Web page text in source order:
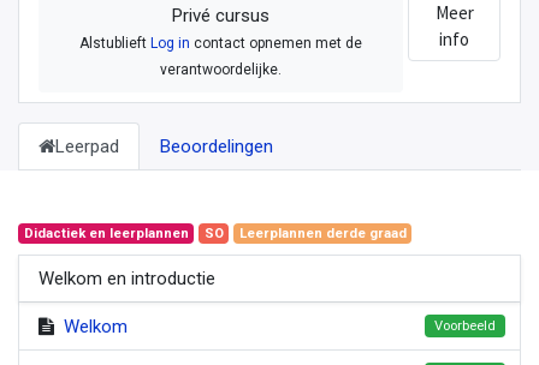
Privé cursus
Alstublieft Log in contact opnemen met de
verantwoordelijke.
Meer
info
Leerpad Beoordelingen
Didactiek en leerplannen SO Leerplannen derde graad
Welkom en introductie
Welkom Voorbeeld